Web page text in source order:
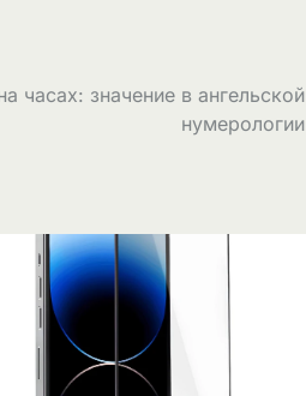
часах: значение в ангельской
нумерологии